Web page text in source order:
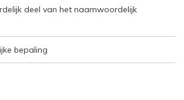
deel van het naamwoordelijk
bepaling